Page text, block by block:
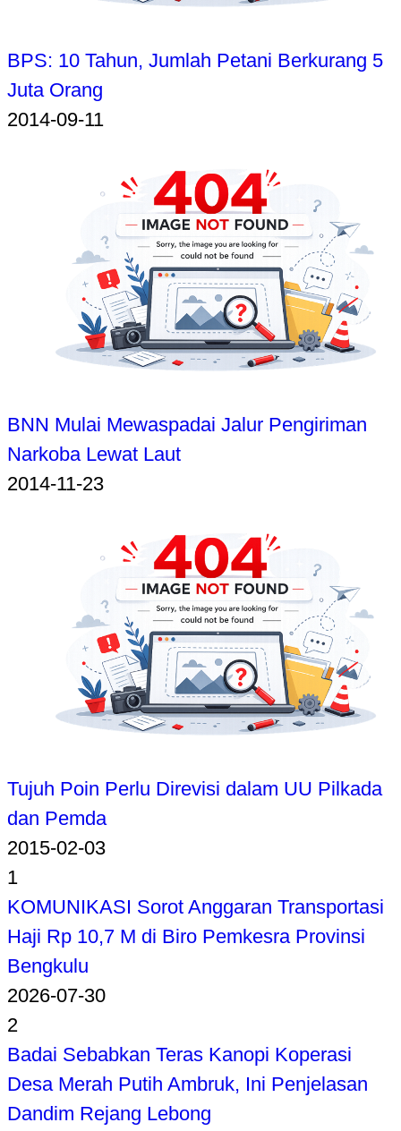
BPS: 10 Tahun, Jumlah Petani Berkurang 5
Juta Orang
2014-09-11
BNN Mulai Mewaspadai Jalur Pengiriman
Narkoba Lewat Laut
2014-11-23
Tujuh Poin Perlu Direvisi dalam UU Pilkada
dan Pemda
2015-02-03
1
KOMUNIKASI Sorot Anggaran Transportasi
Haji Rp 10,7 M di Biro Pemkesra Provinsi
Bengkulu
2026-07-30
2
Badai Sebabkan Teras Kanopi Koperasi
Desa Merah Putih Ambruk, Ini Penjelasan
Dandim Rejang Lebong